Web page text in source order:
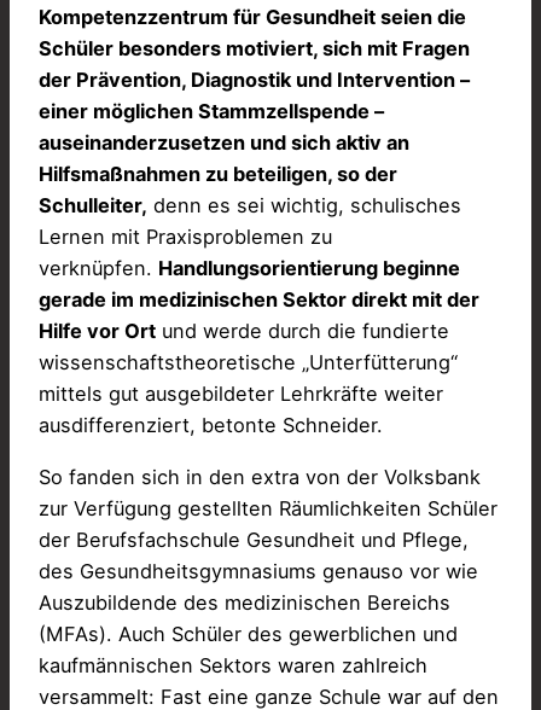
Kompetenzzentrum für Gesundheit seien die
Schüler besonders motiviert, sich mit Fragen
der Prävention, Diagnostik und Intervention –
einer möglichen Stammzellspende –
auseinanderzusetzen und sich aktiv an
Hilfsmaßnahmen zu beteiligen, so der
Schulleiter, denn es sei wichtig, schulisches
Lernen mit Praxisproblemen zu
verknüpfen. Handlungsorientierung beginne
gerade im medizinischen Sektor direkt mit der
Hilfe vor Ort und werde durch die fundierte
wissenschaftstheoretische „Unterfütterung“
mittels gut ausgebildeter Lehrkräfte weiter
ausdifferenziert, betonte Schneider.
So fanden sich in den extra von der Volksbank
zur Verfügung gestellten Räumlichkeiten Schüler
der Berufsfachschule Gesundheit und Pflege,
des Gesundheitsgymnasiums genauso vor wie
Auszubildende des medizinischen Bereichs
(MFAs). Auch Schüler des gewerblichen und
kaufmännischen Sektors waren zahlreich
versammelt: Fast eine ganze Schule war auf den